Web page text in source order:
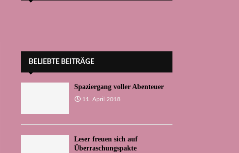
BELIEBTE BEITRÄGE
Spaziergang voller Abenteuer
11. April 2018
Leser freuen sich auf
Überraschungspakte